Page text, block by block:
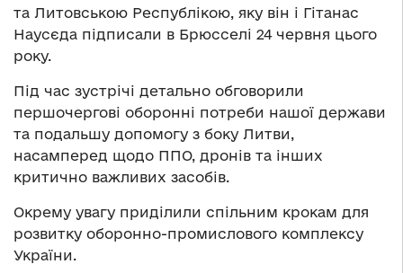
та Литовською Республікою, яку він і Гітанас
Наусєда підписали в Брюсселі 24 червня цього
року.
Під час зустрічі детально обговорили
першочергові оборонні потреби нашої держави
та подальшу допомогу з боку Литви,
насамперед щодо ППО, дронів та інших
критично важливих засобів.
Окрему увагу приділили спільним крокам для
розвитку оборонно-промислового комплексу
України.